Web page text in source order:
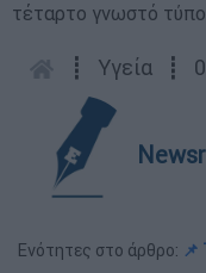
τέταρτο γνωστό
┋ Υγεία ┋
Ενότητες στο άρθρο: 📌